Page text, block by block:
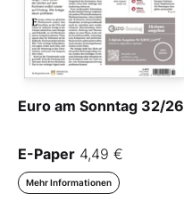
Euro am Sonntag 32/26
E-Paper 4,49 €
Mehr Informationen